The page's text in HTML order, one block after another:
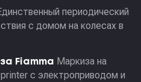
периодический
с домом на колесах в
Fiamma Маркиза на
с электроприводом и